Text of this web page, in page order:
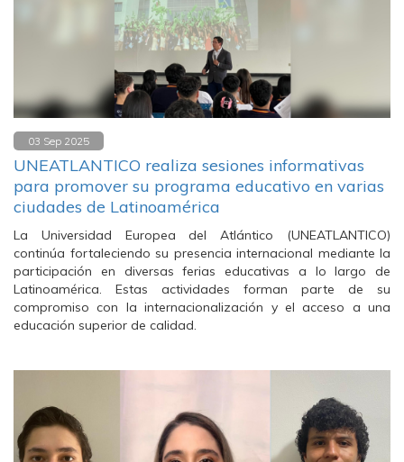
03 Sep 2025
UNEATLANTICO realiza sesiones informativas
para promover su programa educativo en varias
ciudades de Latinoamérica
La Universidad Europea del Atlántico (UNEATLANTICO)
continúa fortaleciendo su presencia internacional mediante la
participación en diversas ferias educativas a lo largo de
Latinoamérica. Estas actividades forman parte de su
compromiso con la internacionalización y el acceso a una
educación superior de calidad.